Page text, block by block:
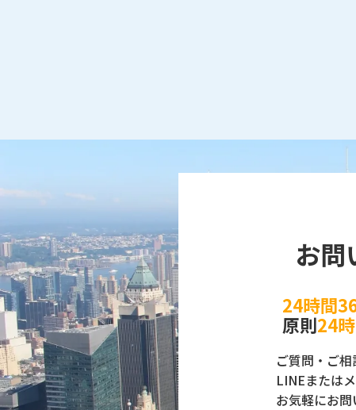
お問
24時間
原則24
ご質問・ご相
LINEまたは
お気軽にお問